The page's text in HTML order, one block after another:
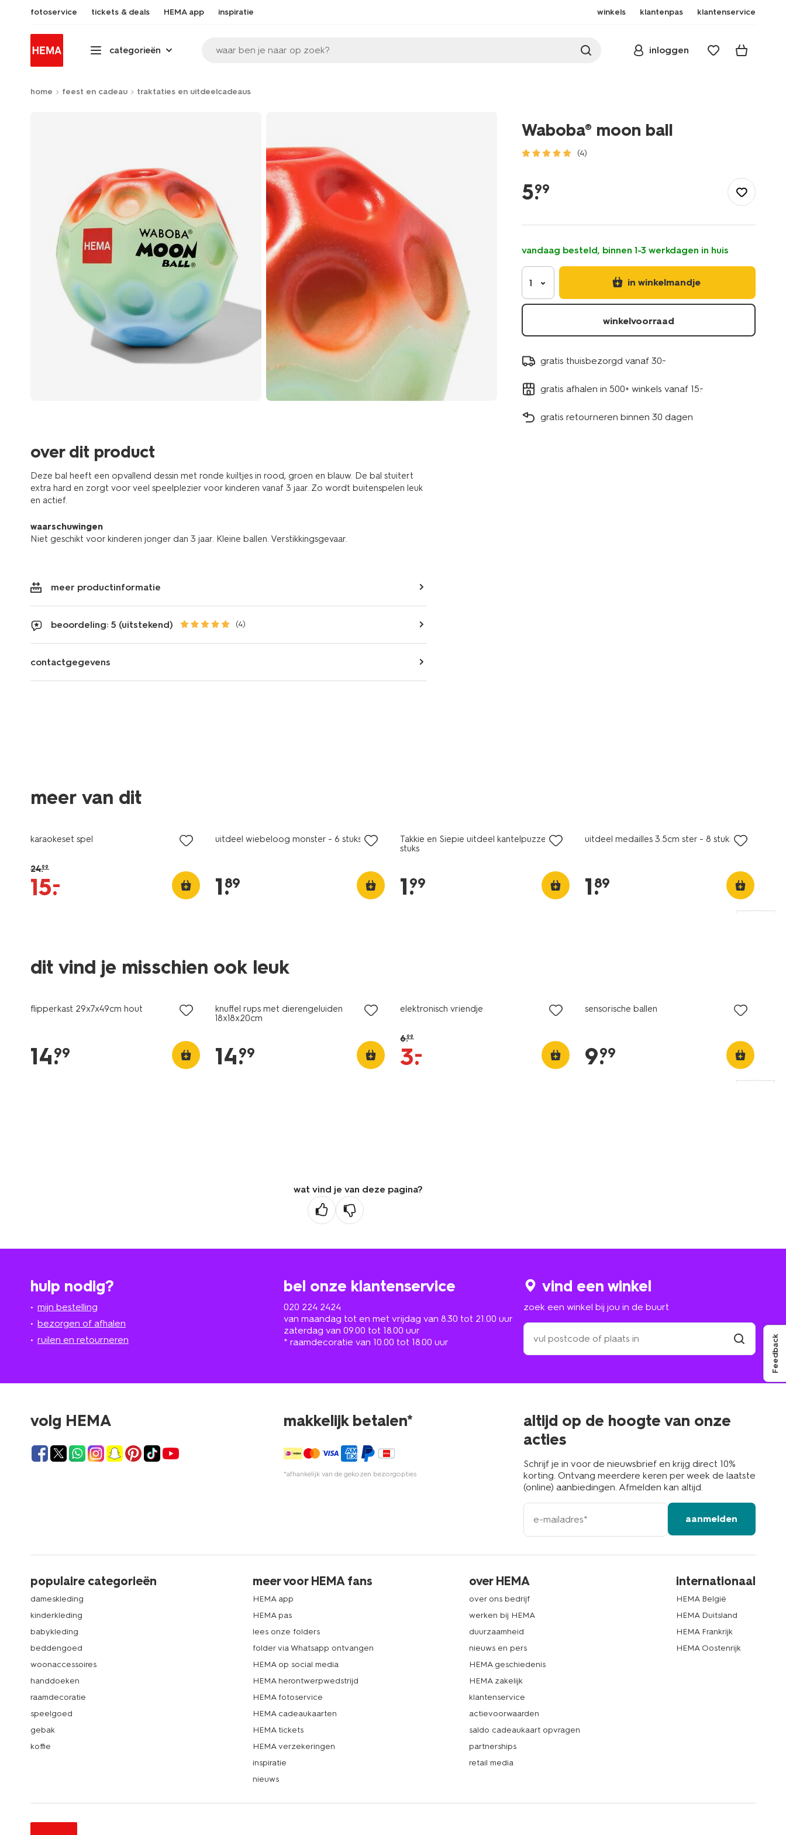
fotoservice tickets & deals HEMA app inspiratie winkels klantenpas klantenservice
categorieën waar ben je naar op zoek? inloggen
home feest en cadeau traktaties en uitdeelcadeaus
over dit product
Deze bal heeft een opvallend dessin met ronde kuiltjes in rood, groen en blauw. De bal stuitert
extra hard en zorgt voor veel speelplezier voor kinderen vanaf 3 jaar. Zo wordt buitenspelen leuk
en actief.
waarschuwingen
Niet geschikt voor kinderen jonger dan 3 jaar. Kleine ballen. Verstikkingsgevaar.
meer productinformatie
beoordeling: 5 (uitstekend) (4)
contactgegevens
Waboba® moon ball
(4)
uitdeelcadeaus/waboba%C2%AE-
5.
99
vandaag besteld, binnen 1-3 werkdagen in huis
1 in winkelmandje
winkelvoorraad
gratis thuisbezorgd vanaf 30.-
gratis afhalen in 500+ winkels vanaf 15.-
gratis retourneren binnen 30 dagen
meer van dit
karaokeset spel
24.99
15.
–
uitdeel wiebeloog monster - 6 stuks
1.
89
Takkie en Siepie uitdeel kantelpuzzels - 8
stuks
1.
99
uitdeel medailles 3.5cm ster - 8 stuks
1.
89
dit vind je misschien ook leuk
flipperkast 29x7x49cm hout
14.
99
knuffel rups met dierengeluiden
18x18x20cm
14.
99
elektronisch vriendje
6.99
3.
–
sensorische ballen
9.
99
wat vind je van deze pagina?
hulp nodig?
mijn bestelling
bezorgen of afhalen
ruilen en retourneren
bel onze klantenservice
020 224 2424
van maandag tot en met vrijdag van 8.30 tot 21.00 uur
zaterdag van 09.00 tot 18.00 uur
* raamdecoratie van 10.00 tot 18.00 uur
vind een winkel
zoek een winkel bij jou in de buurt
zoek
een
winkel
in
volg HEMA makkelijk betalen*
*afhankelijk van de gekozen bezorgopties
altijd op de hoogte van onze
acties
Schrijf je in voor de nieuwsbrief en krijg direct 10%
korting. Ontvang meerdere keren per week de laatste
(online) aanbiedingen. Afmelden kan altijd.
e-
mailadres
aanmelden
populaire categorieën
dameskleding
kinderkleding
babykleding
beddengoed
woonaccessoires
handdoeken
raamdecoratie
speelgoed
gebak
koffie
meer voor HEMA fans
HEMA app
HEMA pas
lees onze folders
folder via Whatsapp ontvangen
HEMA op social media
HEMA herontwerpwedstrijd
HEMA fotoservice
HEMA cadeaukaarten
HEMA tickets
HEMA verzekeringen
inspiratie
nieuws
over HEMA
over ons bedrijf
werken bij HEMA
duurzaamheid
nieuws en pers
HEMA geschiedenis
HEMA zakelijk
klantenservice
actievoorwaarden
saldo cadeaukaart opvragen
partnerships
retail media
internationaal
HEMA België
HEMA Duitsland
HEMA Frankrijk
HEMA Oostenrijk
Feedback